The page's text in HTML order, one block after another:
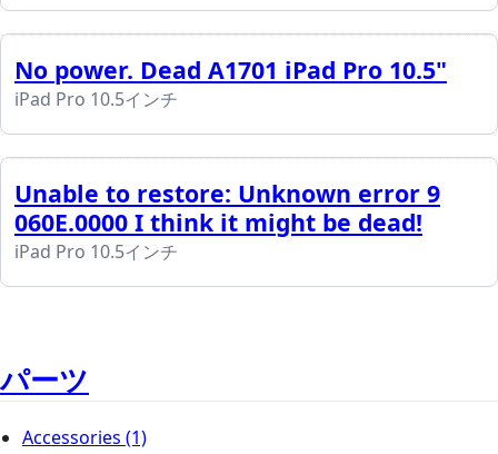
No power. Dead A1701 iPad Pro 10.5"
iPad Pro 10.5インチ
Unable to restore: Unknown error 9
060E.0000 I think it might be dead!
iPad Pro 10.5インチ
パーツ
Accessories (1)